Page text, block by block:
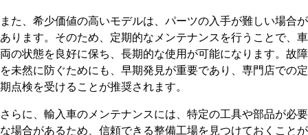
また、希少価値の高いモデルは、パーツの入手が難しい場合が
あります。そのため、定期的なメンテナンスを行うことで、車
両の状態を良好に保ち、長期的な使用が可能になります。故障
を未然に防ぐためにも、早期発見が重要であり、専門店での定
期点検を受けることが推奨されます。
さらに、輸入車のメンテナンスには、特定の工具や部品が必要
な場合があるため、信頼できる整備工場を見つけておくことが